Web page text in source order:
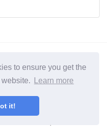
to ensure you get the
Learn more
it!